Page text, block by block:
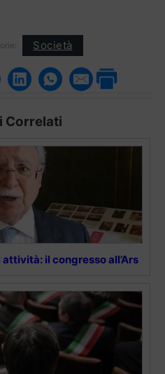
Società
Correlati
attività: il congresso all’Ars